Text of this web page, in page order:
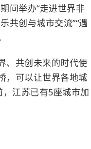
间举办“走进世界非
创与城市交流”“遇
共创未来的时代使
，可以让世界各地城
江苏已有5座城市加